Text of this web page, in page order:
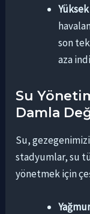
son
aza
Su
Damla
Su,
stadyumlar, su
yönetmek için